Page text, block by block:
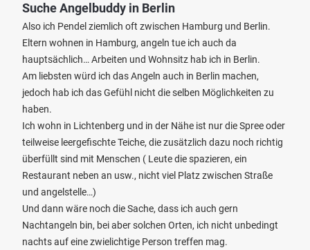
Suche Angelbuddy in Berlin
Also ich Pendel ziemlich oft zwischen Hamburg und Berlin.
Eltern wohnen in Hamburg, angeln tue ich auch da
hauptsächlich… Arbeiten und Wohnsitz hab ich in Berlin.
Am liebsten würd ich das Angeln auch in Berlin machen,
jedoch hab ich das Gefühl nicht die selben Möglichkeiten zu
haben.
Ich wohn in Lichtenberg und in der Nähe ist nur die Spree oder
teilweise leergefischte Teiche, die zusätzlich dazu noch richtig
überfüllt sind mit Menschen ( Leute die spazieren, ein
Restaurant neben an usw., nicht viel Platz zwischen Straße
und angelstelle…)
Und dann wäre noch die Sache, dass ich auch gern
Nachtangeln bin, bei aber solchen Orten, ich nicht unbedingt
nachts auf eine zwielichtige Person treffen mag.